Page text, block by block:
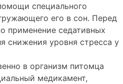
специального
его в сон. Перед
применение седативных
снижения уровня стресса у
в организм питомца
медикамент,